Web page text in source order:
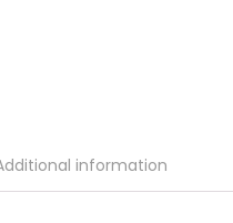
information